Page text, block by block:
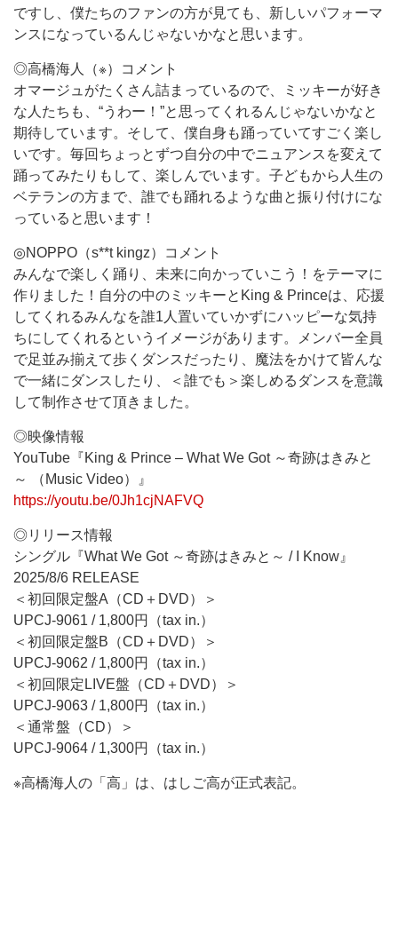
ですし、僕たちのファンの方が見ても、新しいパフォーマ
ンスになっているんじゃないかなと思います。
◎高橋海人（※）コメント
オマージュがたくさん詰まっているので、ミッキーが好き
な人たちも、“うわー！”と思ってくれるんじゃないかなと
期待しています。そして、僕自身も踊っていてすごく楽し
いです。毎回ちょっとずつ自分の中でニュアンスを変えて
踊ってみたりもして、楽しんでいます。子どもから人生の
ベテランの方まで、誰でも踊れるような曲と振り付けにな
っていると思います！
◎NOPPO（s**t kingz）コメント
みんなで楽しく踊り、未来に向かっていこう！をテーマに
作りました！自分の中のミッキーとKing & Princeは、応援
してくれるみんなを誰1人置いていかずにハッピーな気持
ちにしてくれるというイメージがあります。メンバー全員
で足並み揃えて歩くダンスだったり、魔法をかけて皆んな
で一緒にダンスしたり、＜誰でも＞楽しめるダンスを意識
して制作させて頂きました。
◎映像情報
YouTube『King & Prince – What We Got ～奇跡はきみと
～ （Music Video）』
https://youtu.be/0Jh1cjNAFVQ
◎リリース情報
シングル『What We Got ～奇跡はきみと～ / I Know』
2025/8/6 RELEASE
＜初回限定盤A（CD＋DVD）＞
UPCJ-9061 / 1,800円（tax in.）
＜初回限定盤B（CD＋DVD）＞
UPCJ-9062 / 1,800円（tax in.）
＜初回限定LIVE盤（CD＋DVD）＞
UPCJ-9063 / 1,800円（tax in.）
＜通常盤（CD）＞
UPCJ-9064 / 1,300円（tax in.）
※高橋海人の「高」は、はしご高が正式表記。